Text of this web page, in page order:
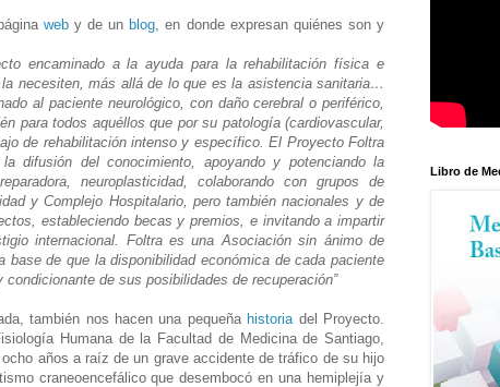
weby de unblog , en donde expresan quiénes son y
encaminado a la ayuda para la rehabilitación física e
necesiten, más allá de lo que es la asistencia sanitaria…
al paciente neurológico, con daño cerebral o periférico,
para todos aquéllos que por su patología (cardiovascular,
de rehabilitación intenso y específico. El Proyecto Foltra
difusión del conocimiento, apoyando y potenciando la
neuroplasticidad, colaborando con grupos de
y Complejo Hospitalario, pero también nacionales y de
estableciendo becas y premios, e invitando a impartir
internacional. Foltra es una Asociación sin ánimo de
base de que la disponibilidad económica de cada paciente
de sus posibilidades de recuperación”
también nos hacen una pequeña historia del Proyecto.
Humana de la Facultad de Medicina de Santiago,
años a raíz de un grave accidente de tráfico de su hijo
craneoencefálico que desembocó en una hemiplejía y
Libro de